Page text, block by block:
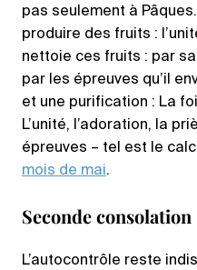
pas seulement à
produire des fruits :
nettoie ces fruits : par
par les épreuves qu’il
et une purification : La
L’unité, l’adoration, la
épreuves – tel est le
mois de mai.
Seconde
L’autocontrôle reste